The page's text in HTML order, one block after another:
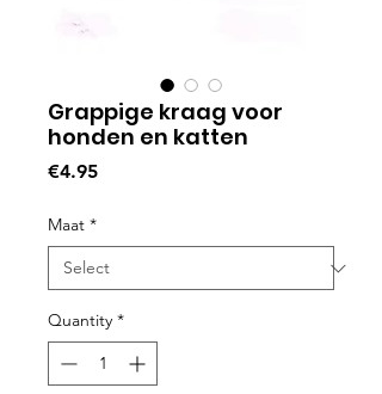
Grappige kraag voor
honden en katten
€4.95Price
Maat *
Quantity *